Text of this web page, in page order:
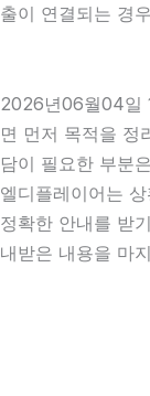
출이 연결되는 경
2026년06월04일
면 먼저 목적을 정
담이 필요한 부분
엘디플레이어는
정확한 안내를 받
내받은 내용을 마